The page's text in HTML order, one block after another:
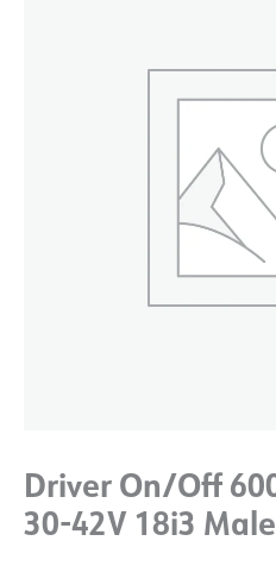
Driver On/Off
30-42V 18i3